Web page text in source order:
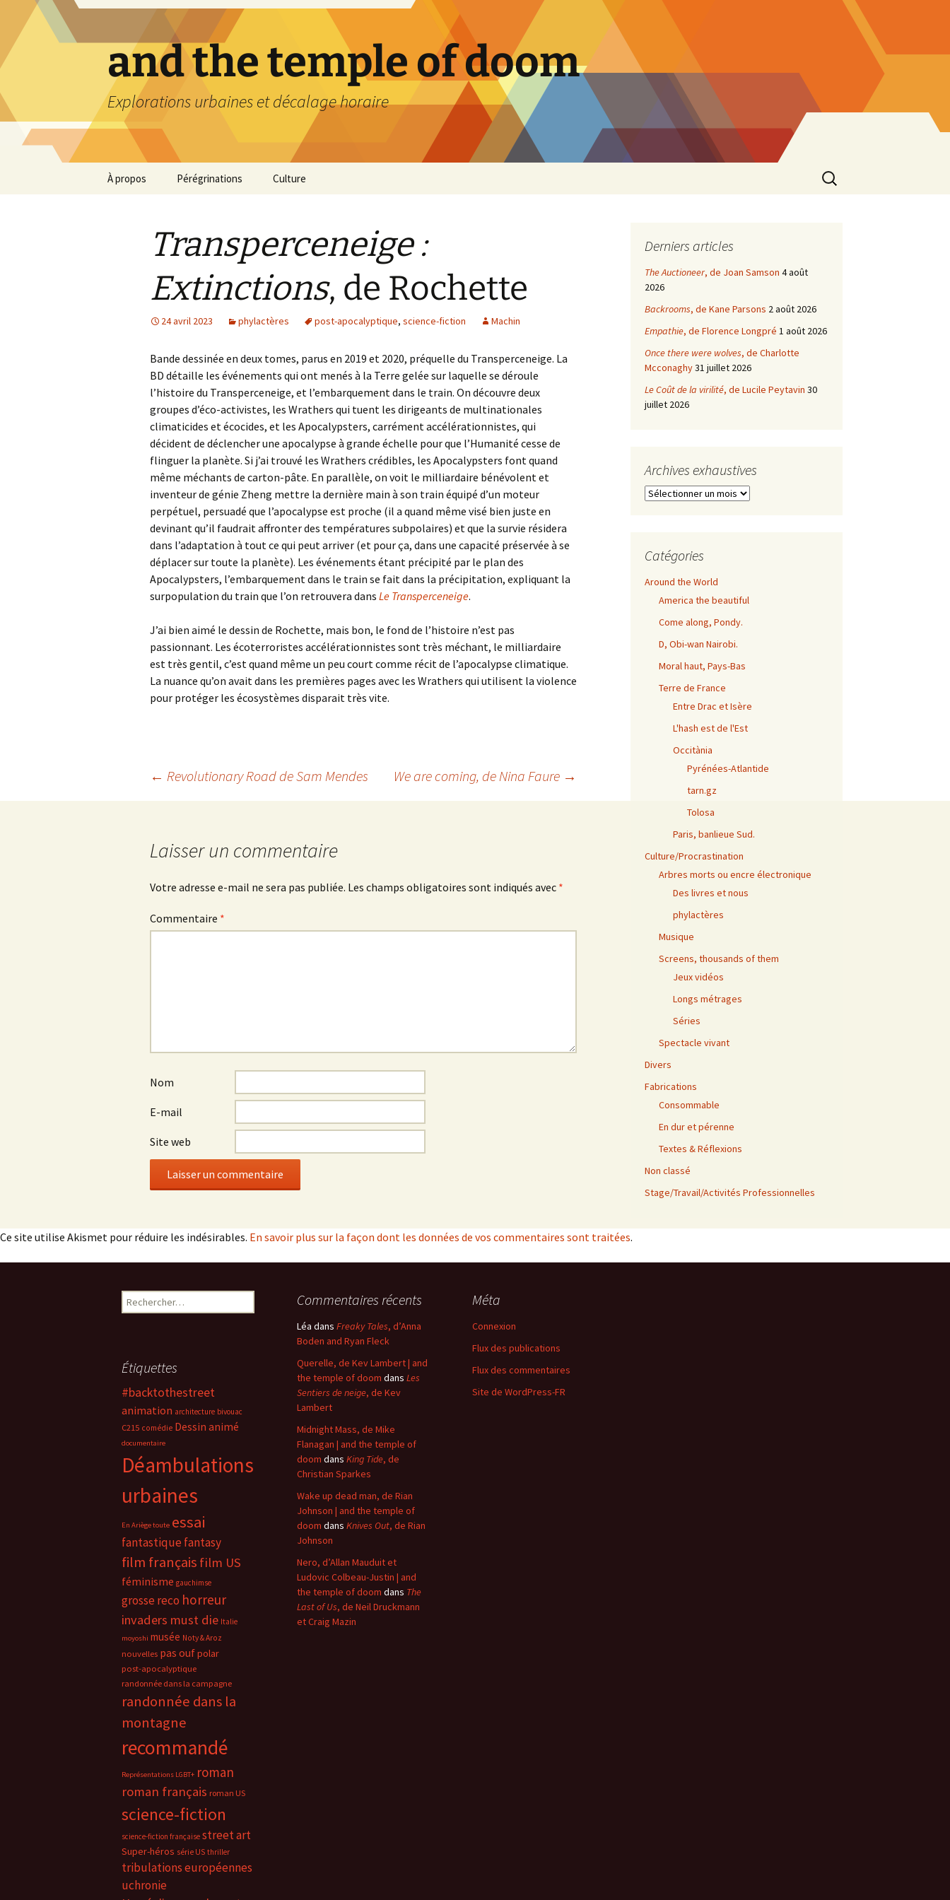
contenu
and the temple of doom
Explorations urbaines et décalage horaire
À propos Pérégrinations Culture
Rechercher :
Transperceneige :
Extinctions, de Rochette
24 avril 2023 phylactères post-apocalyptique, science-fiction Machin
Bande dessinée en deux tomes, parus en 2019 et 2020, préquelle du Transperceneige. La
BD détaille les événements qui ont menés à la Terre gelée sur laquelle se déroule
l’histoire du Transperceneige, et l’embarquement dans le train. On découvre deux
groupes d’éco-activistes, les Wrathers qui tuent les dirigeants de multinationales
climaticides et écocides, et les Apocalypsters, carrément accélérationnistes, qui
décident de déclencher une apocalypse à grande échelle pour que l’Humanité cesse de
flinguer la planète. Si j’ai trouvé les Wrathers crédibles, les Apocalypsters font quand
même méchants de carton-pâte. En parallèle, on voit le milliardaire bénévolent et
inventeur de génie Zheng mettre la dernière main à son train équipé d’un moteur
perpétuel, persuadé que l’apocalypse est proche (il a quand même visé bien juste en
devinant qu’il faudrait affronter des températures subpolaires) et que la survie résidera
dans l’adaptation à tout ce qui peut arriver (et pour ça, dans une capacité préservée à se
déplacer sur toute la planète). Les événements étant précipité par le plan des
Apocalypsters, l’embarquement dans le train se fait dans la précipitation, expliquant la
surpopulation du train que l’on retrouvera dans Le Transperceneige.
J’ai bien aimé le dessin de Rochette, mais bon, le fond de l’histoire n’est pas
passionnant. Les écoterroristes accélérationnistes sont très méchant, le milliardaire
est très gentil, c’est quand même un peu court comme récit de l’apocalypse climatique.
La nuance qu’on avait dans les premières pages avec les Wrathers qui utilisent la violence
pour protéger les écosystèmes disparait très vite.
Navigation
← Revolutionary Roadde Sam Mendes We are coming, de Nina Faure →
Laisser un commentaire
Votre adresse e-mail ne sera pas publiée. Les champs obligatoires sont indiqués avec *
Commentaire *
Nom
E-mail
Site web
Ce site utilise Akismet pour réduire les indésirables. En savoir plus sur la façon dont les données de vos commentaires sont traitées.
Derniers articles
The Auctioneer, de Joan Samson 4 août
2026
Backrooms, de Kane Parsons 2 août 2026
Empathie, de Florence Longpré 1 août 2026
Once there were wolves, de Charlotte
Mcconaghy31 juillet 2026
Le Coût de la virilité, de Lucile Peytavin 30
juillet 2026
Archives exhaustives
Archives
Catégories
Around the World
America the beautiful
Come along, Pondy.
D, Obi-wan Nairobi.
Moral haut, Pays-Bas
Terre de France
Entre Drac et Isère
L'hash est de l'Est
Occitània
Pyrénées-Atlantide
tarn.gz
Tolosa
Paris, banlieue Sud.
Culture/Procrastination
Arbres morts ou encre électronique
Des livres et nous
phylactères
Musique
Screens, thousands of them
Jeux vidéos
Longs métrages
Séries
Spectacle vivant
Divers
Fabrications
Consommable
En dur et pérenne
Textes & Réflexions
Non classé
Stage/Travail/Activités Professionnelles
Rechercher : Commentaires récents
Léa dans Freaky Tales, d’Anna
Boden and Ryan Fleck
Querelle, de Kev Lambert | and
the temple of doom dans Les
Sentiers de neige, de Kev
Lambert
Midnight Mass, de Mike
Flanagan | and the temple of
doom dans King Tide, de
Christian Sparkes
Wake up dead man, de Rian
Johnson | and the temple of
doom dans Knives Out, de Rian
Johnson
Nero, d’Allan Mauduit et
Ludovic Colbeau-Justin | and
the temple of doom dans The
Last of Us, de Neil Druckmann
et Craig Mazin
Méta
Connexion
Flux des publications
Flux des commentaires
Site de WordPress-FR
Étiquettes
#backtothestreet
animation architecture bivouac
C215 comédie Dessin animé
documentaire
Déambulations
urbaines
En Ariège toute essai
fantastiquefantasy
film français film US
féminisme gauchimse
grosse reco horreur
invaders must die Italie
moyoshi musée Noty & Aroz
nouvelles pas oufpolar
post-apocalyptique
randonnée dans la campagne
randonnée dans la
montagne
recommandé
Représentations LGBT+ roman
roman français roman US
science-fiction
science-fiction française street art
Super-héros série US thriller
tribulations européennes
uchronie